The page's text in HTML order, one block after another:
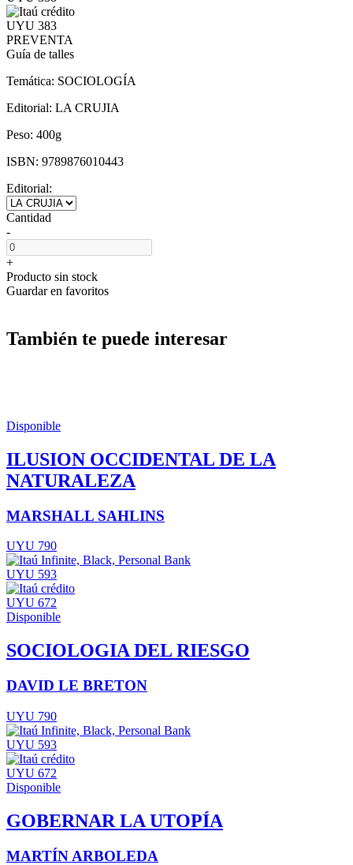
UYU 383
PREVENTA
Guía de talles
Temática: SOCIOLOGÍA
Editorial: LA CRUJIA
Peso: 400g
ISBN: 9789876010443
Editorial:
Cantidad
-
+
Producto sin stock
Guardar en favoritos
También te puede interesar
Disponible
ILUSION OCCIDENTAL DE LA
NATURALEZA
MARSHALL SAHLINS
UYU 790
UYU 593
UYU 672
Disponible
SOCIOLOGIA DEL RIESGO
DAVID LE BRETON
UYU 790
UYU 593
UYU 672
Disponible
GOBERNAR LA UTOPÍA
MARTÍN ARBOLEDA